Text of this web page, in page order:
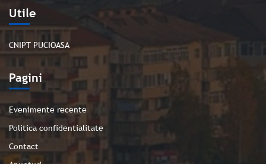
Utile
CNIPT PUCIOASA
Pagini
Evenimente recente
Politica confidentialitate
Contact